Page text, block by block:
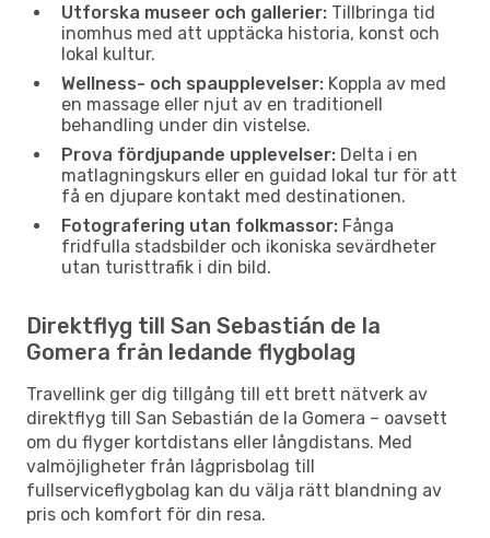
Utforska museer och gallerier: Tillbringa tid
inomhus med att upptäcka historia, konst och
lokal kultur.
Wellness- och spaupplevelser: Koppla av med
en massage eller njut av en traditionell
behandling under din vistelse.
Prova fördjupande upplevelser: Delta i en
matlagningskurs eller en guidad lokal tur för att
få en djupare kontakt med destinationen.
Fotografering utan folkmassor: Fånga
fridfulla stadsbilder och ikoniska sevärdheter
utan turisttrafik i din bild.
Direktflyg till San Sebastián de la
Gomera från ledande flygbolag
Travellink ger dig tillgång till ett brett nätverk av
direktflyg till San Sebastián de la Gomera – oavsett
om du flyger kortdistans eller långdistans. Med
valmöjligheter från lågprisbolag till
fullserviceflygbolag kan du välja rätt blandning av
pris och komfort för din resa.